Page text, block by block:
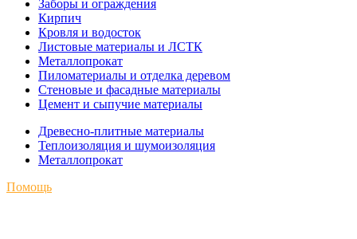
Заборы и ограждения
Кирпич
Кровля и водосток
Листовые материалы и ЛСТК
Металлопрокат
Пиломатериалы и отделка деревом
Стеновые и фасадные материалы
Цемент и сыпучие материалы
Древесно-плитные материалы
Теплоизоляция и шумоизоляция
Металлопрокат
Помощь